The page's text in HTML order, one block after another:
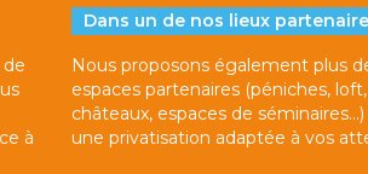
à
Dans un de nos lieux
Nous proposons également plus
espaces partenaires (péniches, loft,
châteaux, espaces de
une privatisation adaptée à vos